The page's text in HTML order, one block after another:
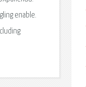
enable.